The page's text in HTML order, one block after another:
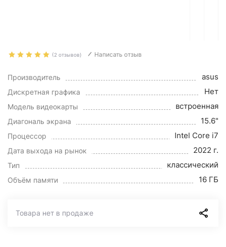
(2 отзывов) Написать отзыв
Производитель asus
Дискретная графика Нет
Модель видеокарты встроенная
Диагональ экрана 15.6"
Процессор Intel Core i7
Дата выхода на рынок 2022 г.
Тип классический
Объём памяти 16 ГБ
Товара нет в продаже